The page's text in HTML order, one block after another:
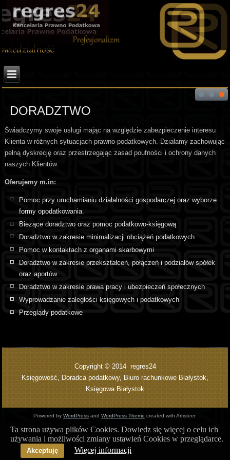
DORADZTWO
Świadczymy swoje usługi mając na względzie zabezpieczenie interesu
Klienta w różnych sytuacjach prawno-podatkowych. Działamy zachowując
pełną dyskrecję oraz przestrzegając zasad poufności i ochrony danych
naszych Klientów.
Oferujemy m.in:
Pomoc przy uruchamianiu działalności gospodarczej oraz wyborze
formy opodatkowania.
Bieżące doradztwo oraz pomoc podatkowo-księgową
Doradztwo w zakresie minimalizacji obciążeń podatkowych
Pomoc w kontaktach z organami skarbowymi
Doradztwo w zakresie przekształceń, połączeń i podziałów spółek
oraz aportów.
Doradztwo w zakresie prawa pracy i ubezpieczeń społecznych
Wyprowadzanie zaległości księgowych i podatkowych
Przeglądy podatkowe
Copyright © 2014 regres24
Księgowość, Doradca podatkowy, Biuro rachunkowe Białystok,
Księgowa Białystok
Powered by WordPress and WordPress Theme created with Artisteer.
Ta strona używa plików Cookies. Dowiedz się więcej o celu ich
używania i możliwości zmiany ustawień Cookies w przeglądarce.
Akceptuję Więcej informacji